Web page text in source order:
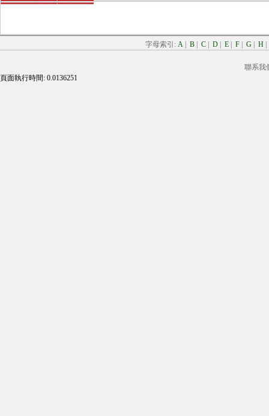
字母索引: A B C D E F G H
聯系我
頁面執行時間: 0.0136251